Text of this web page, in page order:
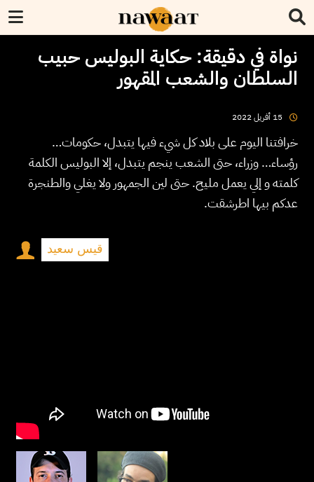
نواة في دقيقة: حكاية البوليس حبيب
السلطان والشعب المقهور
15 أفريل2022
خرافتنا اليوم على بلاد كل شيء فيها يتبدل، حكومات…
رؤساء… وزراء، حتى الشعب ينجم يتبدل، إلا البوليس الكلمة
كلمته و إلي يعمل مليح. حتى لين الجمهور ولا يغلي والطنجرة
عدكم بيها اطرشقت.
قيس سعيد